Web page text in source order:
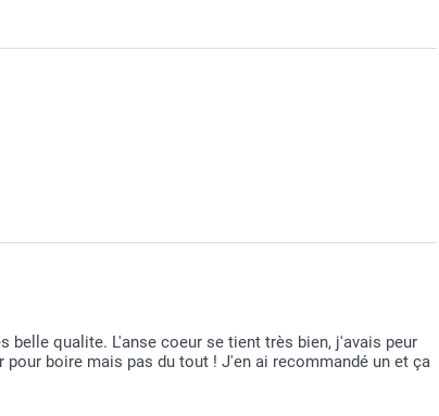
pour de nouvelles créations.
retour positif Magali.
belle qualite. L'anse coeur se tient très bien, j'avais peur
boire mais pas du tout ! J'en ai recommandé un et ça